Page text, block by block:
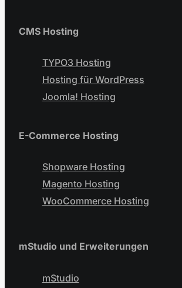
CMS Hosting
TYPO3 Hosting
Hosting für WordPress
Joomla! Hosting
E-Commerce Hosting
Shopware Hosting
Magento Hosting
WooCommerce Hosting
mStudio und Erweiterungen
mStudio